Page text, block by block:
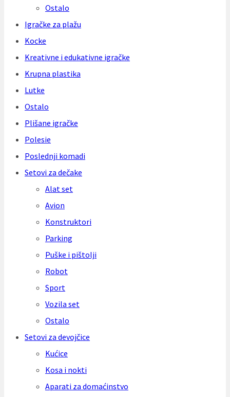
Ostalo
Igračke za plažu
Kocke
Kreativne i edukativne igračke
Krupna plastika
Lutke
Ostalo
Plišane igračke
Polesie
Poslednji komadi
Setovi za dečake
Alat set
Avion
Konstruktori
Parking
Puške i pištolji
Robot
Sport
Vozila set
Ostalo
Setovi za devojčice
Kućice
Kosa i nokti
Aparati za domaćinstvo